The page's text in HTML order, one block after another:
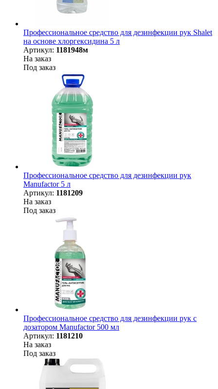
Профессиональное средство для дезинфекции рук Shalet
на основе хлоргексидина 5 л
Артикул: 1181948м
На заказ
Под заказ
Профессиональное средство для дезинфекции рук
Manufactor 5 л
Артикул: 1181209
На заказ
Под заказ
Профессиональное средство для дезинфекции рук с
дозатором Manufactor 500 мл
Артикул: 1181210
На заказ
Под заказ